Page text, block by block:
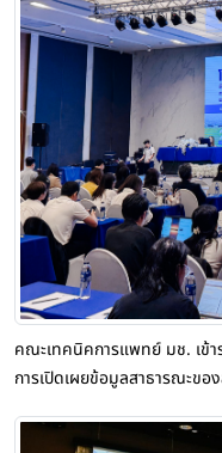
คณะเทคนิคการแพทย์ มช. เข้า
การเปิดเผยข้อมูลสาธารณะขอ